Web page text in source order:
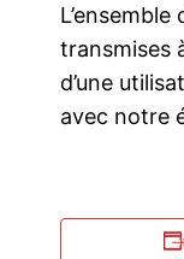
transmises
d’une
avec notre